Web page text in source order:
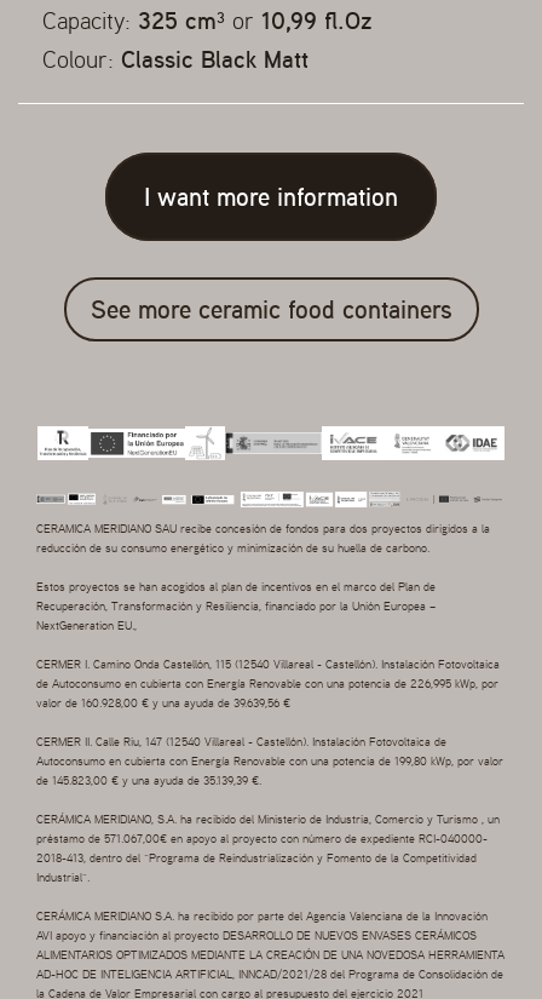
Capacity: 325 cm³ or 10,99 fl.Oz
Colour: Classic Black Matt
I want more information
See more ceramic food containers
CERAMICA MERIDIANO SAU recibe concesión de fondos para dos proyectos dirigidos a la
reducción de su consumo energético y minimización de su huella de carbono.
Estos proyectos se han acogidos al plan de incentivos en el marco del Plan de
Recuperación, Transformación y Resiliencia, financiado por la Unión Europea –
NextGeneration EU.,
CERMER I. Camino Onda Castellón, 115 (12540 Villareal - Castellón). Instalación Fotovoltaica
de Autoconsumo en cubierta con Energía Renovable con una potencia de 226,995 kWp, por
valor de 160.928,00 € y una ayuda de 39.639,56 €
CERMER II. Calle Riu, 147 (12540 Villareal - Castellón). Instalación Fotovoltaica de
Autoconsumo en cubierta con Energía Renovable con una potencia de 199,80 kWp, por valor
de 145.823,00 € y una ayuda de 35.139,39 €.
CERÁMICA MERIDIANO, S.A. ha recibido del Ministerio de Industria, Comercio y Turismo , un
préstamo de 571.067,00€ en apoyo al proyecto con número de expediente RCI-040000-
2018-413, dentro del “Programa de Reindustrialización y Fomento de la Competitividad
Industrial”.
CERÁMICA MERIDIANO S.A. ha recibido por parte del Agencia Valenciana de la Innovación
AVI apoyo y financiación al proyecto DESARROLLO DE NUEVOS ENVASES CERÁMICOS
ALIMENTARIOS OPTIMIZADOS MEDIANTE LA CREACIÓN DE UNA NOVEDOSA HERRAMIENTA
AD-HOC DE INTELIGENCIA ARTIFICIAL, INNCAD/2021/28 del Programa de Consolidación de
la Cadena de Valor Empresarial con cargo al presupuesto del ejercicio 2021